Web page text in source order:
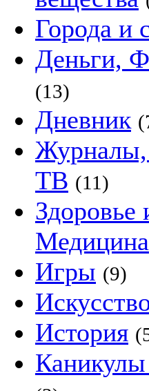
Города и
Деньги,
(13)
Дневник
Журналы,
ТВ (11)
Здоровье
Медицина
Игры (9)
История